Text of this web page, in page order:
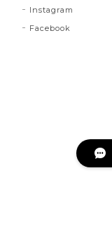
Instagram
Facebook